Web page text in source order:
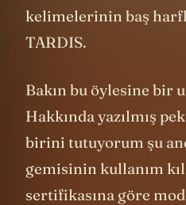
kelimelerinin baş
TARDIS.
Bakın bu öylesine bir
Hakkında yazılmış
birini tutuyorum şu
gemisinin kullanım
sertifikasına göre